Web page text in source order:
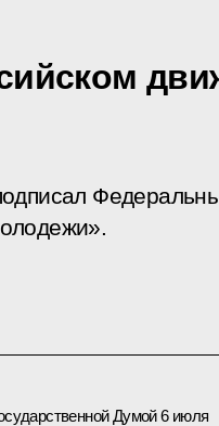
Думой 6 июля